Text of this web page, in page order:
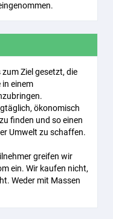
Ziel gesetzt, die
einem
ökonomisch
finden und so einen
Umwelt zu schaffen.
greifen wir
ein. Wir kaufen nicht,
Weder mit Massen